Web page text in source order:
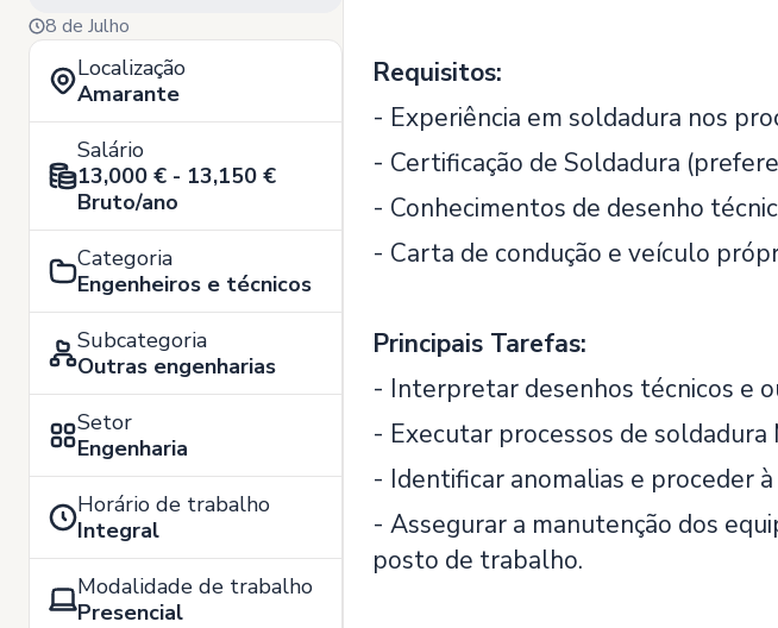
8 de Julho
Localização
Amarante
Salário
13,000 € - 13,150 €
Bruto/ano
Categoria
Engenheiros e técnicos
Subcategoria
Outras engenharias
Setor
Engenharia
Horário de trabalho
Integral
Modalidade de trabalho
Presencial
Requisitos:
- Experiência em soldadura nos
- Certificação de Soldadura
- Conhecimentos de desenho
- Carta de condução e veículo
Principais Tarefas:
- Interpretar desenhos técnicos e
- Executar processos de soldadura
- Identificar anomalias e proceder à
- Assegurar a manutenção dos
posto de trabalho.